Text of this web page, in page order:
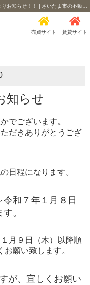
売買サイト 賃貸サイト
知らせ
でございます。
だきありがとうござ
日程になります。
和７年１月８日
。
月９日（木）以降順
願い致します。
が、宜しくお願い